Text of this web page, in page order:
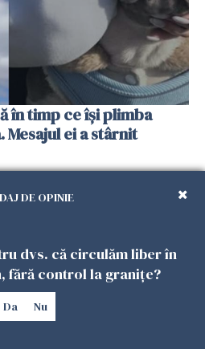
în timp ce își plimba
Mesajul ei a stârnit
DE OPINIE
dvs. că circulăm liber în
fără control la granițe?
Da Nu